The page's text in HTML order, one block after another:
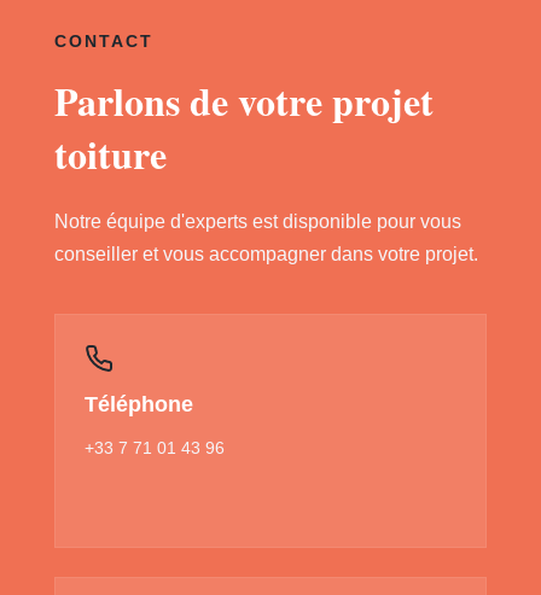
CONTACT
Parlons de votre projet
toiture
Notre équipe d'experts est disponible pour vous
conseiller et vous accompagner dans votre projet.
Téléphone
+33 7 71 01 43 96